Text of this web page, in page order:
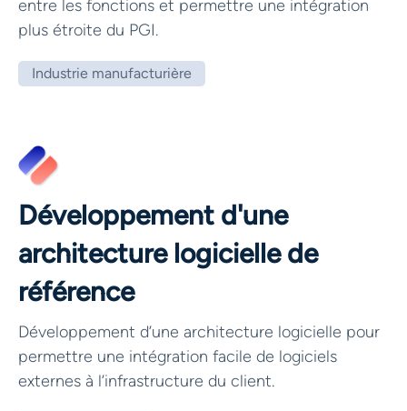
entre les fonctions et permettre une intégration
plus étroite du PGI.
Industrie manufacturière
Développement d'une
architecture logicielle de
référence
Développement d’une architecture logicielle pour
permettre une intégration facile de logiciels
externes à l’infrastructure du client.